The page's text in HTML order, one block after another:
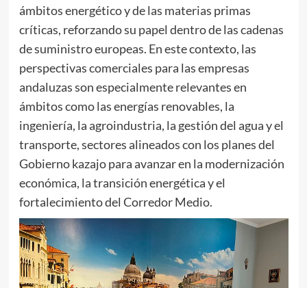
ámbitos energético y de las materias primas
críticas, reforzando su papel dentro de las cadenas
de suministro europeas. En este contexto, las
perspectivas comerciales para las empresas
andaluzas son especialmente relevantes en
ámbitos como las energías renovables, la
ingeniería, la agroindustria, la gestión del agua y el
transporte, sectores alineados con los planes del
Gobierno kazajo para avanzar en la modernización
económica, la transición energética y el
fortalecimiento del Corredor Medio.